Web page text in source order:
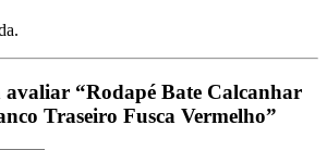
avaliar “Rodapé Bate Calcanhar
Traseiro Fusca Vermelho”